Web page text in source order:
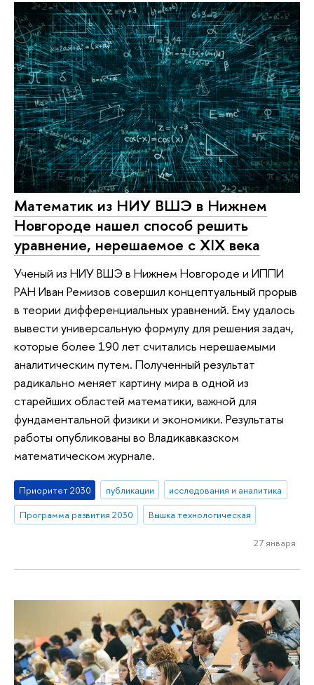
Математик из НИУ ВШЭ в Нижнем
Новгороде нашел способ решить
уравнение, нерешаемое с XIX века
Ученый из НИУ ВШЭ в Нижнем Новгороде и ИППИ
РАН Иван Ремизов совершил концептуальный прорыв
в теории дифференциальных уравнений. Ему удалось
вывести универсальную формулу для решения задач,
которые более 190 лет считались нерешаемыми
аналитическим путем. Полученный результат
радикально меняет картину мира в одной из
старейших областей математики, важной для
фундаментальной физики и экономики. Результаты
работы опубликованы во Владикавказском
математическом журнале.
Приоритет 2030 публикации
исследования и аналитика
Программа развития 2030
Вышка технологическая
27 января